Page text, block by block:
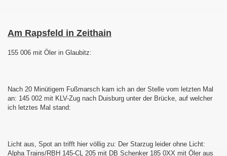
Am Rapsfeld in Zeithain
155 006 mit Öler in Glaubitz:
Nach 20 Minütigem Fußmarsch kam ich an der Stelle vom letzten Mal
an: 145 002 mit KLV-Zug nach Duisburg unter der Brücke, auf welcher
ich letztes Mal stand:
Licht aus, Spot an trifft hier völlig zu: Der Starzug leider ohne Licht:
Alpha Trains/RBH 145-CL 205 mit DB Schenker 185 0XX mit Öler aus